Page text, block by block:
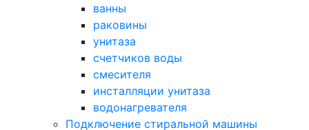
ванны
раковины
унитаза
счетчиков воды
смесителя
инсталляции унитаза
водонагревателя
Подключение стиральной машины